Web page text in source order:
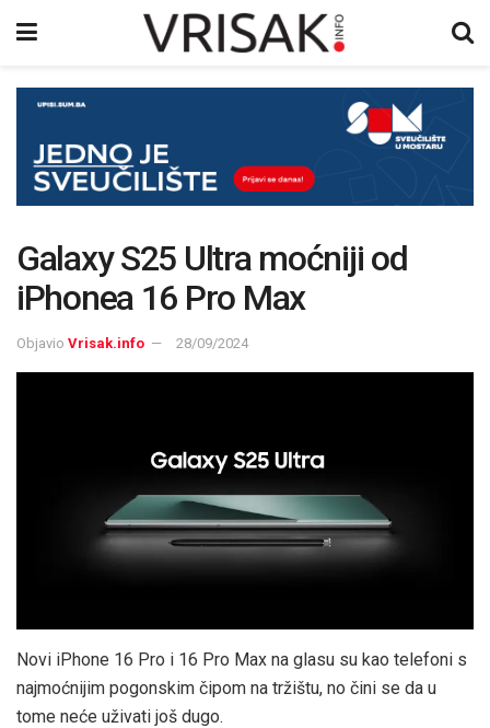
Galaxy S25 Ultra moćniji od
iPhonea 16 Pro Max
Objavio Vrisak.info 28/09/2024
Novi iPhone 16 Pro i 16 Pro Max na glasu su kao telefoni s
najmoćnijim pogonskim čipom na tržištu, no čini se da u
tome neće uživati još dugo.